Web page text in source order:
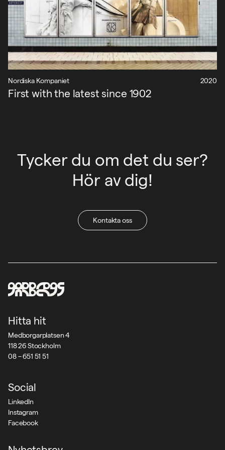
Nordiska Kompaniet 2020
First with the latest since 1902
Tycker du om det du ser?
Hör av dig!
Kontakta oss
Hitta hit
Medborgarplatsen 4
118 26 Stockholm
08 – 651 51 51
Social
LinkedIn
Instagram
Facebook